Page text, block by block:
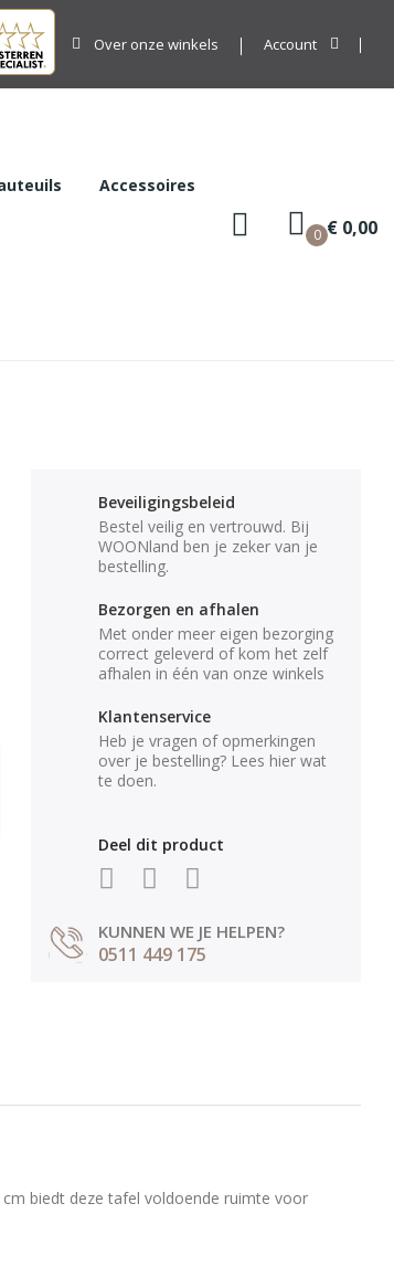
Over onze winkels Account
Accessoires
0 € 0,00
Beveiligingsbeleid
Bestel veilig en vertrouwd. Bij
WOONland ben je zeker van je
bestelling.
Bezorgen en afhalen
Met onder meer eigen bezorging
correct geleverd of kom het zelf
afhalen in één van onze winkels
Klantenservice
Heb je vragen of opmerkingen
over je bestelling? Lees hier wat
te doen.
Deel dit product
KUNNEN WE JE HELPEN?
0511 449 175
biedt deze tafel voldoende ruimte voor